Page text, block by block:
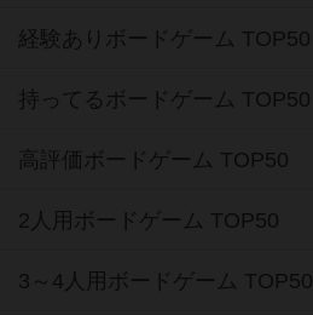
経験ありボードゲーム TOP50
持ってるボードゲーム TOP50
高評価ボードゲーム TOP50
2人用ボードゲーム TOP50
3～4人用ボードゲーム TOP50